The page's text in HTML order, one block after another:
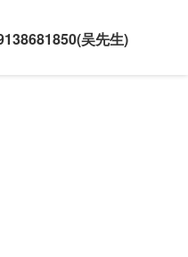
吴先生)